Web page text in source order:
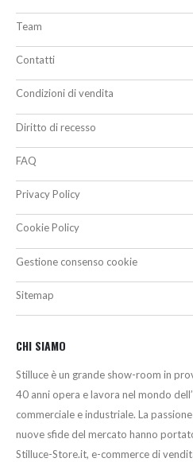
Team
Contatti
Condizioni di vendita
Diritto di recesso
FAQ
Privacy Policy
Cookie Policy
Gestione consenso cookie
Sitemap
CHI SIAMO
Stilluce è un grande show-room in
40 anni opera e lavora nel mondo
commerciale e industriale. La
nuove sfide del mercato hanno
Stilluce-Store.it, e-commerce di